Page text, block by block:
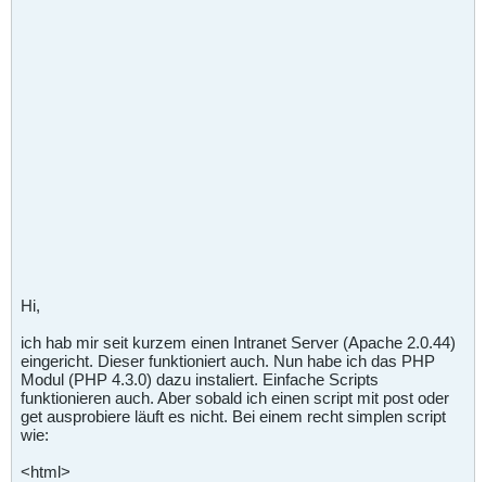
Hi,
ich hab mir seit kurzem einen Intranet Server (Apache 2.0.44)
eingericht. Dieser funktioniert auch. Nun habe ich das PHP
Modul (PHP 4.3.0) dazu instaliert. Einfache Scripts
funktionieren auch. Aber sobald ich einen script mit post oder
get ausprobiere läuft es nicht. Bei einem recht simplen script
wie:
<html>